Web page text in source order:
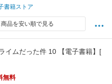
書籍ストア
商品を安い順で見る
イムだった件 10 【電子書籍】[
無料